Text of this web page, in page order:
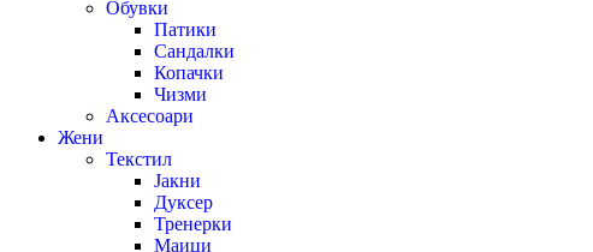
Обувки
Патики
Сандалки
Копачки
Чизми
Аксесоари
Жени
Текстил
Јакни
Дуксер
Тренерки
Маици